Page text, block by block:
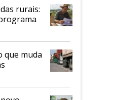
rurais:
que muda